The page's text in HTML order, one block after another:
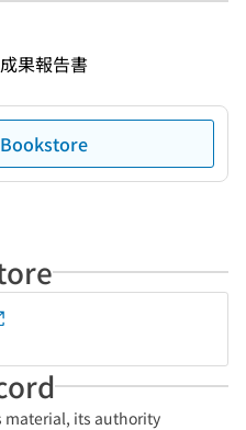
果報告書
material, its authority